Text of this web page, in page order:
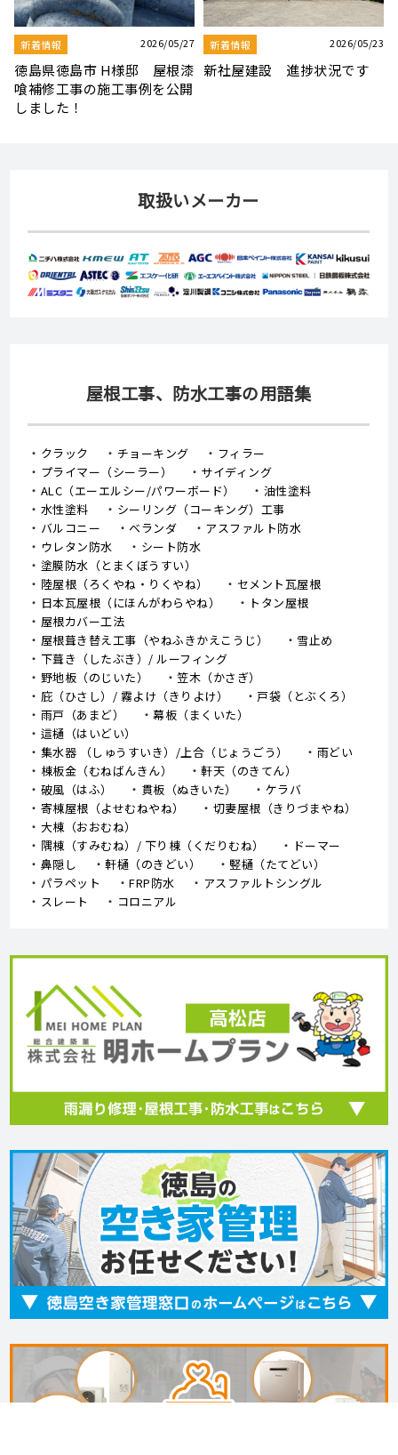
新着情報 2026/08/03
夏季休業のお知らせ
新着情報 2026/07/30
【社屋移転のお知らせ】
取扱いメーカー
屋根工事、防水工事の用語集
クラック チョーキング
フィラー
プライマー（シーラー）
サイディング
ALC（エーエルシー/パワーボード）
油性塗料
水性塗料
シーリング（コーキング）工事
バルコニー
ベランダ
アスファルト防水
ウレタン防水
シート防水
塗膜防水（とまくぼうすい）
陸屋根（ろくやね・りくやね）
セメント瓦屋根
日本瓦屋根（にほんがわらやね）
トタン屋根
屋根カバー工法
屋根葺き替え工事（やねふきかえこうじ）
雪止め
下葺き（したぶき）/ ルーフィング
野地板（のじいた）
笠木（かさぎ）
庇（ひさし）/ 霧よけ（きりよけ）
戸袋（とぶくろ）
雨戸（あまど）
幕板（まくいた）
這樋（はいどい）
集水器 （しゅうすいき）/上合（じょうごう）
雨どい
棟板金（むねばんきん）
軒天（のきてん）
破風（はふ）
貫板（ぬきいた）
ケラバ
寄棟屋根（よせむねやね）
切妻屋根（きりづまやね）
大棟（おおむね）
隅棟（すみむね）/ 下り棟（くだりむね）
ドーマー
鼻隠し
軒樋（のきどい）
竪樋（たてどい）
パラペット
FRP防水
アスファルトシングル
スレート
コロニアル